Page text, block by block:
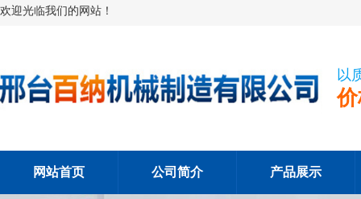
欢迎光临我们的网站！
以
网站首页 公司简介 产品展示